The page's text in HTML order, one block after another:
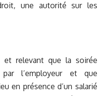
une autorité sur les
et relevant que la soirée
l’employeur et que
en présence d’un salarié